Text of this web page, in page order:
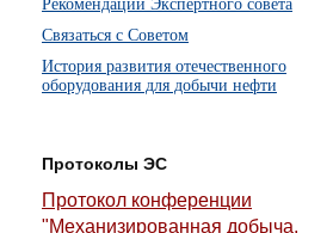
Рекомендации Экспертного совета
Связаться с Советом
История развития отечественного
оборудования для добычи нефти
Протоколы ЭС
Протокол конференции
"Механизированная добыча,